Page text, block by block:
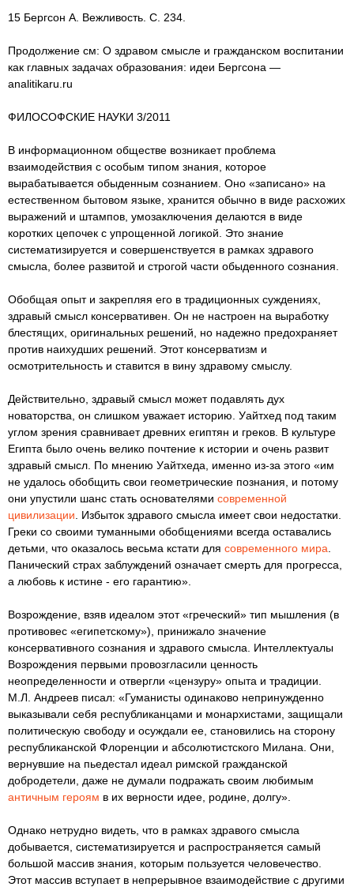
15 Бергсон А. Вежливость. С. 234.
Продолжение см: О здравом смысле и гражданском воспитании
как главных задачах образования: идеи Бергсона —
analitikaru.ru
ФИЛОСОФСКИЕ НАУКИ 3/2011
В информационном обществе возникает проблема
взаимодействия с особым типом знания, которое
вырабатывается обыденным сознанием. Оно «записано» на
естественном бытовом языке, хранится обычно в виде расхожих
выражений и штампов, умозаключения делаются в виде
коротких цепочек с упрощенной логикой. Это знание
систематизируется и совершенствуется в рамках здравого
смысла, более развитой и строгой части обыденного сознания.
Обобщая опыт и закрепляя его в традиционных суждениях,
здравый смысл консервативен. Он не настроен на выработку
блестящих, оригинальных решений, но надежно предохраняет
против наихудших решений. Этот консерватизм и
осмотрительность и ставится в вину здравому смыслу.
Действительно, здравый смысл может подавлять дух
новаторства, он слишком уважает историю. Уайтхед под таким
углом зрения сравнивает древних египтян и греков. В культуре
Египта было очень велико почтение к истории и очень развит
здравый смысл. По мнению Уайтхеда, именно из-за этого «им
не удалось обобщить свои геометрические познания, и потому
они упустили шанс стать основателями современной
цивилизации . Избыток здравого смысла имеет свои недостатки.
Греки со своими туманными обобщениями всегда оставались
детьми, что оказалось весьма кстати для современного мира
Панический страх заблуждений означает смерть для прогресса,
а любовь к истине - его гарантию».
Возрождение, взяв идеалом этот «греческий» тип мышления (в
противовес «египетскому»), принижало значение
консервативного сознания и здравого смысла. Интеллектуалы
Возрождения первыми провозгласили ценность
неопределенности и отвергли «цензуру» опыта и традиции.
М.Л. Андреев писал: «Гуманисты одинаково непринужденно
выказывали себя республиканцами и монархистами, защищали
политическую свободу и осуждали ее, становились на сторону
республиканской Флоренции и абсолютистского Милана. Они,
вернувшие на пьедестал идеал римской гражданской
добродетели, даже не думали подражать своим любимым
античным героям в их верности идее, родине, долгу».
Однако нетрудно видеть, что в рамках здравого смысла
добывается, систематизируется и распространяется самый
большой массив знания, которым пользуется человечество.
Этот массив вступает в непрерывное взаимодействие с другими